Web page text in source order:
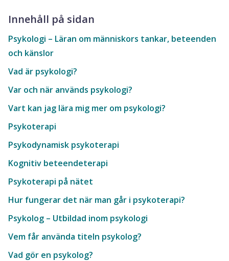
Innehåll på sidan
Psykologi – Läran om människors tankar, beteenden
och känslor
Vad är psykologi?
Var och när används psykologi?
Vart kan jag lära mig mer om psykologi?
Psykoterapi
Psykodynamisk psykoterapi
Kognitiv beteendeterapi
Psykoterapi på nätet
Hur fungerar det när man går i psykoterapi?
Psykolog – Utbildad inom psykologi
Vem får använda titeln psykolog?
Vad gör en psykolog?